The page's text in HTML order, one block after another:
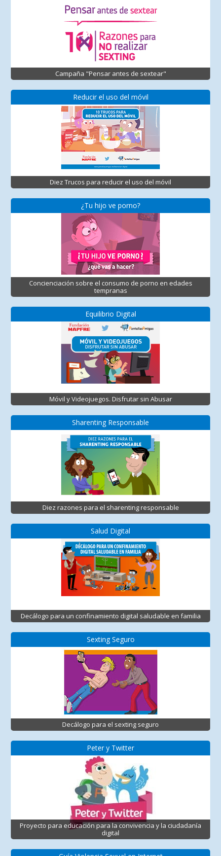
Campaña "Pensar antes de sextear"
Reducir el uso del móvil
Diez Trucos para reducir el uso del móvil
¿Tu hijo ve porno?
Concienciación sobre el consumo de porno en edades
tempranas
Equilibrio Digital
Móvil y Videojuegos. Disfrutar sin Abusar
Sharenting Responsable
Diez razones para el sharenting responsable
Salud Digital
Decálogo para un confinamiento digital saludable en familia
Sexting Seguro
Decálogo para el sexting seguro
Peter y Twitter
Proyecto para educación para la convivencia y la ciudadanía
digital